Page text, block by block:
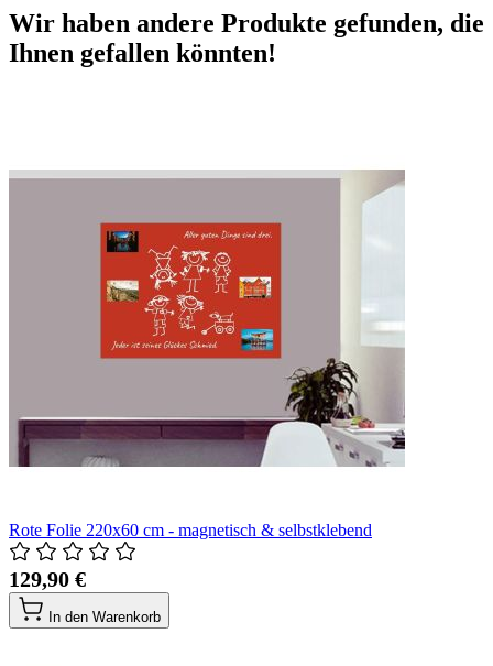
Wir haben andere Produkte gefunden, die
Ihnen gefallen könnten!
Rote Folie 220x60 cm - magnetisch & selbstklebend
129,90 €
In den Warenkorb